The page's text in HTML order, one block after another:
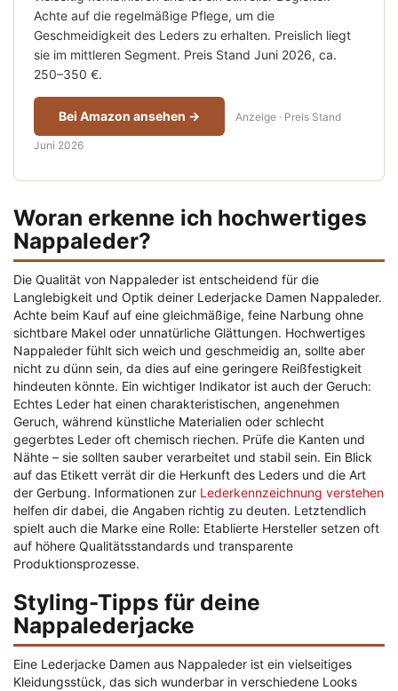
Achte auf die regelmäßige Pflege, um die
Geschmeidigkeit des Leders zu erhalten. Preislich liegt
sie im mittleren Segment. Preis Stand Juni 2026, ca.
250–350 €.
Bei Amazon ansehen → Anzeige · Preis Stand
Juni 2026
Woran erkenne ich hochwertiges
Nappaleder?
Die Qualität von Nappaleder ist entscheidend für die
Langlebigkeit und Optik deiner Lederjacke Damen Nappaleder.
Achte beim Kauf auf eine gleichmäßige, feine Narbung ohne
sichtbare Makel oder unnatürliche Glättungen. Hochwertiges
Nappaleder fühlt sich weich und geschmeidig an, sollte aber
nicht zu dünn sein, da dies auf eine geringere Reißfestigkeit
hindeuten könnte. Ein wichtiger Indikator ist auch der Geruch:
Echtes Leder hat einen charakteristischen, angenehmen
Geruch, während künstliche Materialien oder schlecht
gegerbtes Leder oft chemisch riechen. Prüfe die Kanten und
Nähte – sie sollten sauber verarbeitet und stabil sein. Ein Blick
auf das Etikett verrät dir die Herkunft des Leders und die Art
der Gerbung. Informationen zur Lederkennzeichnung verstehen
helfen dir dabei, die Angaben richtig zu deuten. Letztendlich
spielt auch die Marke eine Rolle: Etablierte Hersteller setzen oft
auf höhere Qualitätsstandards und transparente
Produktionsprozesse.
Styling-Tipps für deine
Nappalederjacke
Eine Lederjacke Damen aus Nappaleder ist ein vielseitiges
Kleidungsstück, das sich wunderbar in verschiedene Looks